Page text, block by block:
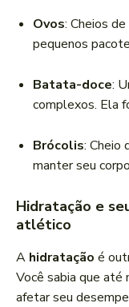
Ovos: Cheios
pequenos
Batata-doce:
complexos. Ela
Brócolis: Cheio
manter seu
Hidratação e
atlético
A hidratação é
Você sabia que até
afetar seu